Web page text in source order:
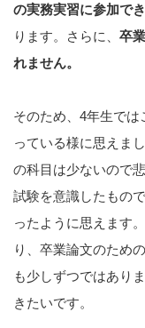
の実務実習に参加で
ります。さらに、 卒
れません。
そのため、4年生で
っている様に思えま
の科目は少ないので
試験を意識したもの
ったように思えます
り、卒業論文のため
も少しずつではあり
きたいです。